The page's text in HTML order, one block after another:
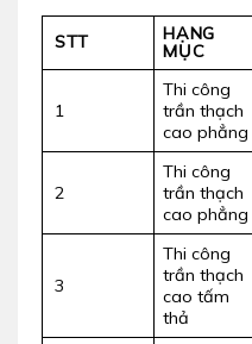
STT
HẠNG
MỤC
1
Thi công
trần thạch
cao phẳng
2
Thi công
trần thạch
cao phẳng
3
Thi công
trần thạch
cao tấm
thả